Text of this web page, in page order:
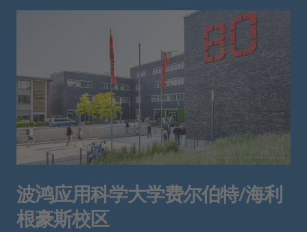
波鸿应用科学大学费尔伯特/海利
根豪斯校区